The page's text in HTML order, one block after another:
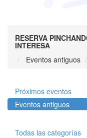
RESERVA
INTERESA
Eventos antiguos
Próximos eventos
Eventos antiguos
Todas las categorías